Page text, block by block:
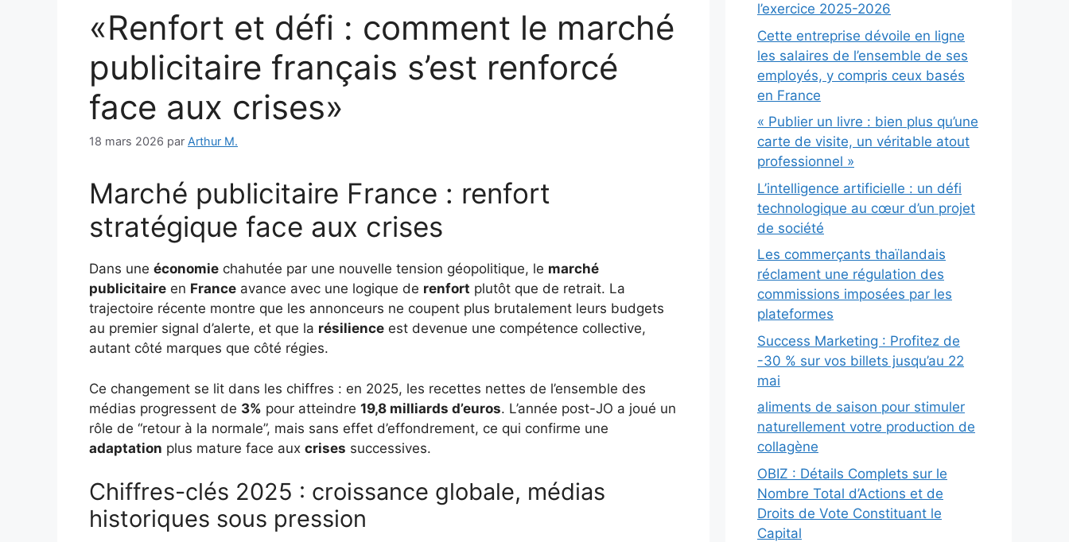
«Renfort et défi : comment le marché
publicitaire français s’est renforcé
face aux crises»
18 mars 2026 par Arthur M.
Marché publicitaire France : renfort
stratégique face aux crises
Dans une économie chahutée par une nouvelle tension géopolitique, le marché
publicitaire en France avance avec une logique de renfort plutôt que de retrait. La
trajectoire récente montre que les annonceurs ne coupent plus brutalement leurs budgets
au premier signal d’alerte, et que la résilience est devenue une compétence collective,
autant côté marques que côté régies.
Ce changement se lit dans les chiffres : en 2025, les recettes nettes de l’ensemble des
médias progressent de 3% pour atteindre 19,8 milliards d’euros. L’année post-JO a joué un
rôle de “retour à la normale”, mais sans effet d’effondrement, ce qui confirme une
adaptation plus mature face aux crises successives.
Chiffres-clés 2025 : croissance globale, médias
historiques sous pression
l’exercice 2025-2026
Cette entreprise dévoile en ligne
les salaires de l’ensemble de ses
employés, y compris ceux basés
en France
« Publier un livre : bien plus qu’une
carte de visite, un véritable atout
professionnel »
L’intelligence artificielle : un défi
technologique au cœur d’un projet
de société
Les commerçants thaïlandais
réclament une régulation des
commissions imposées par les
plateformes
Success Marketing : Profitez de
-30 % sur vos billets jusqu’au 22
mai
aliments de saison pour stimuler
naturellement votre production de
collagène
OBIZ : Détails Complets sur le
Nombre Total d’Actions et de
Droits de Vote Constituant le
Capital